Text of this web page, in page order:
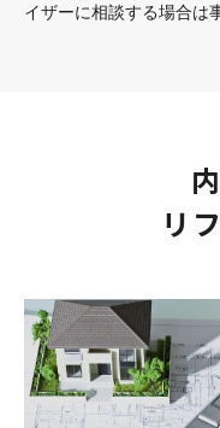
イザーに相談する場合は
リ